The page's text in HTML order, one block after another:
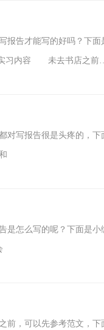
报告才能写的好吗？下面
习内容 未去书店之前
我开始了在书店的实习。
对写报告很是头疼的，下
是怎么写的呢？下面是小
前，可以先参考范文，下